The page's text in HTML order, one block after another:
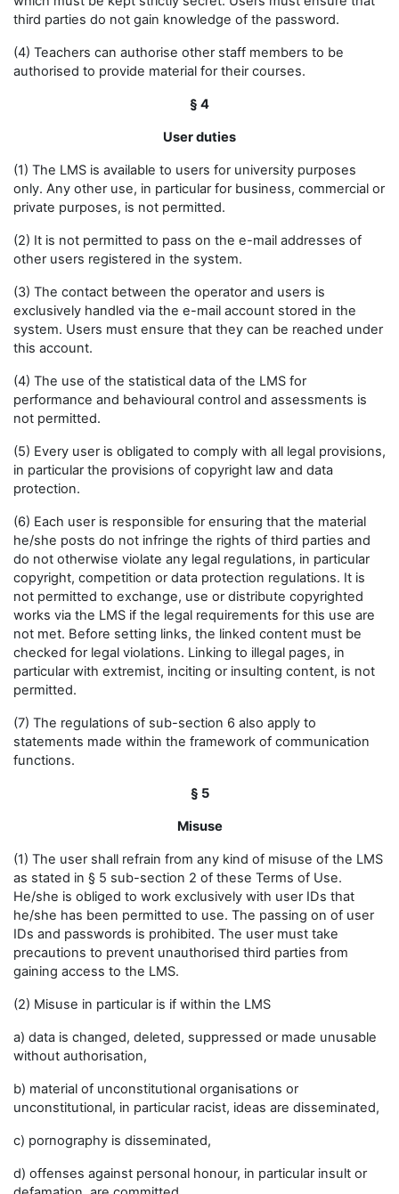
third parties do not gain knowledge of the password.
(4) Teachers can authorise other staff members to be
authorised to provide material for their courses.
§ 4
User duties
(1) The LMS is available to users for university purposes
only. Any other use, in particular for business, commercial or
private purposes, is not permitted.
(2) It is not permitted to pass on the e-mail addresses of
other users registered in the system.
(3) The contact between the operator and users is
exclusively handled via the e-mail account stored in the
system. Users must ensure that they can be reached under
this account.
(4) The use of the statistical data of the LMS for
performance and behavioural control and assessments is
not permitted.
(5) Every user is obligated to comply with all legal provisions,
in particular the provisions of copyright law and data
protection.
(6) Each user is responsible for ensuring that the material
he/she posts do not infringe the rights of third parties and
do not otherwise violate any legal regulations, in particular
copyright, competition or data protection regulations. It is
not permitted to exchange, use or distribute copyrighted
works via the LMS if the legal requirements for this use are
not met. Before setting links, the linked content must be
checked for legal violations. Linking to illegal pages, in
particular with extremist, inciting or insulting content, is not
permitted.
(7) The regulations of sub-section 6 also apply to
statements made within the framework of communication
functions.
§ 5
Misuse
(1) The user shall refrain from any kind of misuse of the LMS
as stated in § 5 sub-section 2 of these Terms of Use.
He/she is obliged to work exclusively with user IDs that
he/she has been permitted to use. The passing on of user
IDs and passwords is prohibited. The user must take
precautions to prevent unauthorised third parties from
gaining access to the LMS.
(2) Misuse in particular is if within the LMS
a) data is changed, deleted, suppressed or made unusable
without authorisation,
b) material of unconstitutional organisations or
unconstitutional, in particular racist, ideas are disseminated,
c) pornography is disseminated,
d) offenses against personal honour, in particular insult or